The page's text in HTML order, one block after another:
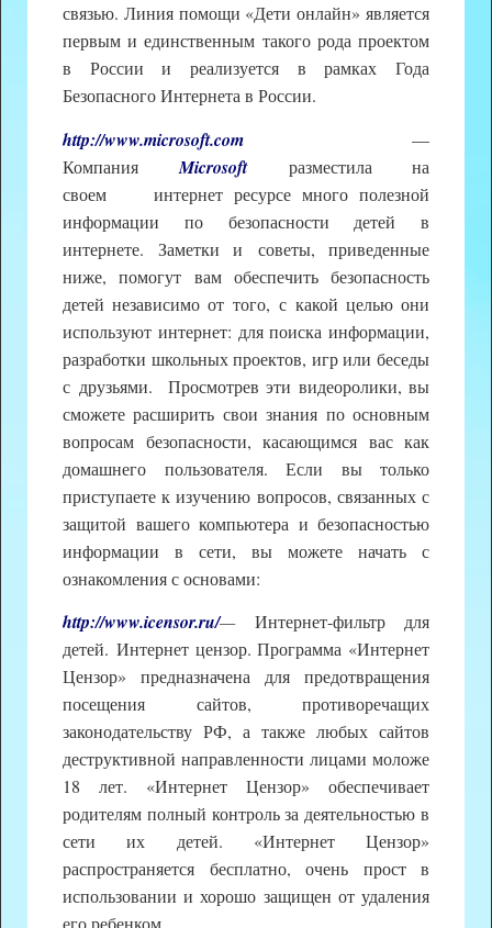
связью. Линия помощи «Дети онлайн» является
первым и единственным такого рода проектом
в России и реализуется в рамках Года
Безопасного Интернета в России.
http://www.microsoft.com —
КомпанияMicrosoftразместила на
своем интернет ресурсе много полезной
информации по безопасности детей в
интернете. Заметки и советы, приведенные
ниже, помогут вам обеспечить безопасность
детей независимо от того, с какой целью они
используют интернет: для поиска информации,
разработки школьных проектов, игр или беседы
с друзьями. Просмотрев эти видеоролики, вы
сможете расширить свои знания по основным
вопросам безопасности, касающимся вас как
домашнего пользователя. Если вы только
приступаете к изучению вопросов, связанных с
защитой вашего компьютера и безопасностью
информации в сети, вы можете начать с
ознакомления с основами:
http://www.icensor.ru/— Интернет-фильтр для
детей. Интернет цензор. Программа «Интернет
Цензор» предназначена для предотвращения
посещения сайтов, противоречащих
законодательству РФ, а также любых сайтов
деструктивной направленности лицами моложе
18 лет. «Интернет Цензор» обеспечивает
родителям полный контроль за деятельностью в
сети их детей. «Интернет Цензор»
распространяется бесплатно, очень прост в
использовании и хорошо защищен от удаления
его ребенком.